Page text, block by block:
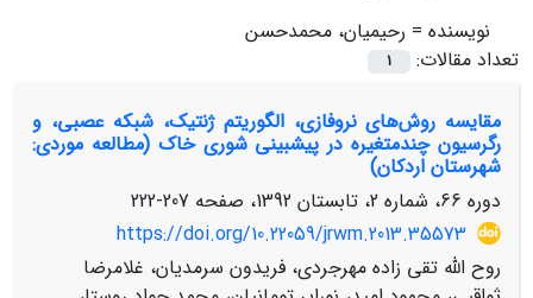
نویسنده = رحیمیان، محمدحسن
تعداد مقالات:
1
مقایسه روش‌های نروفازی، الگوریتم ژنتیک، شبکه عصبی، و
رگرسیون چندمتغیره در پیش‏بینی شوری خاک (مطالعه موردی:
شهرستان اردکان)
دوره 66، شماره 2، تابستان 1392، صفحه
207-222
https://doi.org/10.22059/jrwm.2013.35573
روح الله تقی زاده مهرجردی، فریدون سرمدیان، غلامرضا